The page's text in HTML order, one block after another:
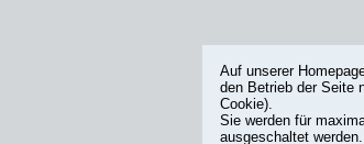
Auf unserer
den Betrieb der Seite
Cookie).
Sie werden für
ausgeschaltet werden.